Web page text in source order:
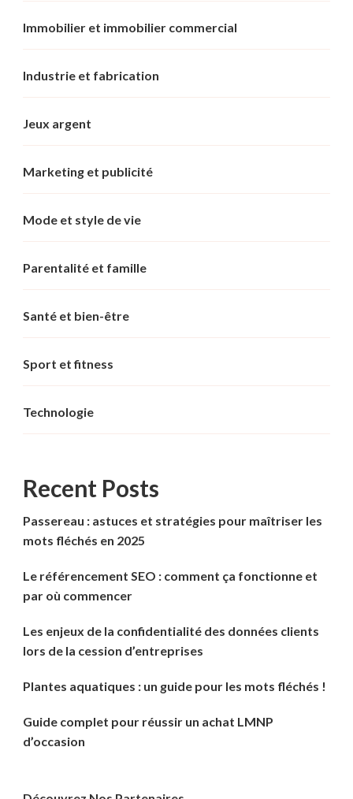
Immobilier et immobilier commercial
Industrie et fabrication
Jeux argent
Marketing et publicité
Mode et style de vie
Parentalité et famille
Santé et bien-être
Sport et fitness
Technologie
Recent Posts
Passereau : astuces et stratégies pour maîtriser les
mots fléchés en 2025
Le référencement SEO : comment ça fonctionne et
par où commencer
Les enjeux de la confidentialité des données clients
lors de la cession d’entreprises
Plantes aquatiques : un guide pour les mots fléchés !
Guide complet pour réussir un achat LMNP
d’occasion